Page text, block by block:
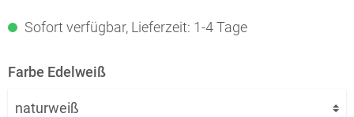
Sofort verfügbar, Lieferzeit: 1-4 Tage
Farbe Edelweiß